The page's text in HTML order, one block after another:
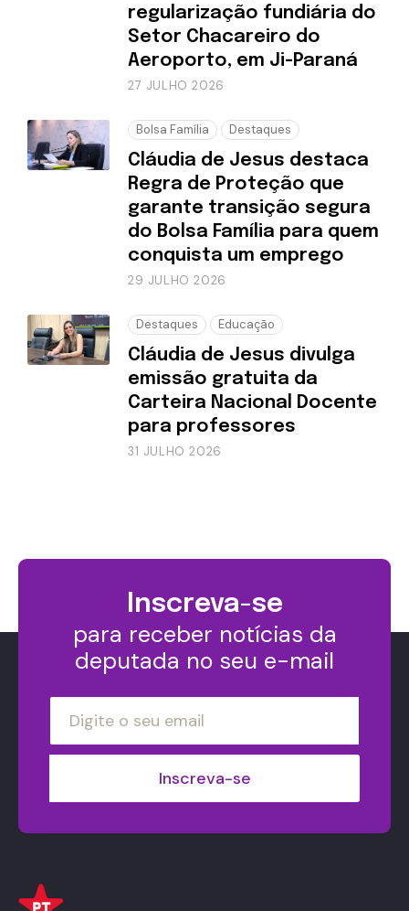
regularização fundiária do
Setor Chacareiro do
Aeroporto, em Ji-Paraná
27 JULHO 2026
Bolsa Família Destaques
Cláudia de Jesus destaca
Regra de Proteção que
garante transição segura
do Bolsa Família para quem
conquista um emprego
29 JULHO 2026
Destaques Educação
Cláudia de Jesus divulga
emissão gratuita da
Carteira Nacional Docente
para professores
31 JULHO 2026
Inscreva-se
para receber notícias da
deputada no seu e-mail